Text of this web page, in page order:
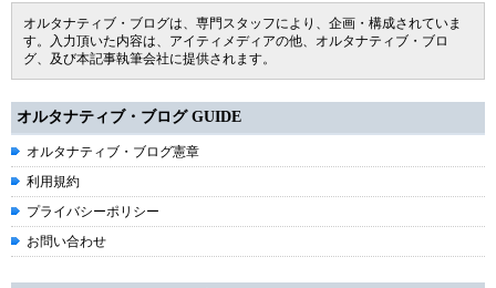
オルタナティブ・ブログは、専門スタッフにより、企画・構成されていま
す。入力頂いた内容は、アイティメディアの他、オルタナティブ・ブロ
グ、及び本記事執筆会社に提供されます。
オルタナティブ・ブログ GUIDE
オルタナティブ・ブログ憲章
利用規約
プライバシーポリシー
お問い合わせ